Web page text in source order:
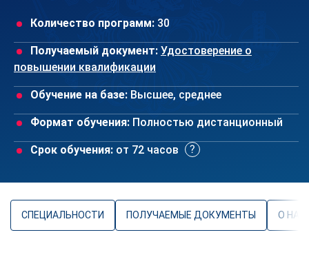
Количество программ: 30
Получаемый документ: Удостоверение о
повышении квалификации
Обучение на базе: Высшее, среднее
Формат обучения: Полностью дистанционный
Срок обучения: от 72 часов
СПЕЦИАЛЬНОСТИ ПОЛУЧАЕМЫЕ ДОКУМЕНТЫ О